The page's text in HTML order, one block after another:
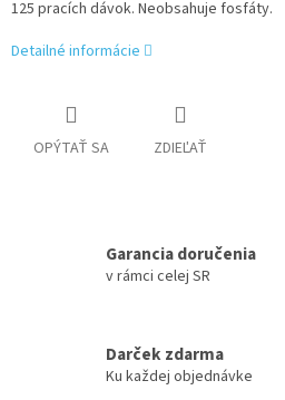
125 pracích dávok. Neobsahuje fosfáty.
Detailné informácie
OPÝTAŤ SA ZDIEĽAŤ
Garancia doručenia
v rámci celej SR
Darček zdarma
Ku každej objednávke